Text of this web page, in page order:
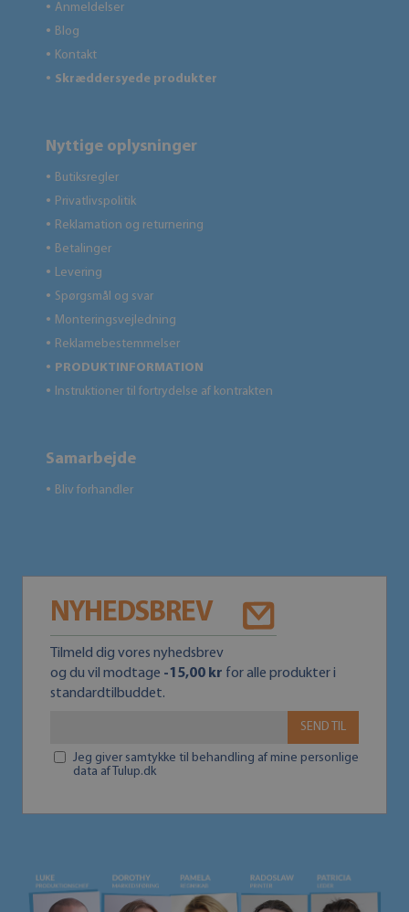
● Anmeldelser
● Blog
● Kontakt
● Skræddersyede produkter
Nyttige oplysninger
● Butiksregler
● Privatlivspolitik
● Reklamation og returnering
● Betalinger
● Levering
● Spørgsmål og svar
● Monteringsvejledning
● Reklamebestemmelser
● PRODUKTINFORMATION
● Instruktioner til fortrydelse af kontrakten
Samarbejde
● Bliv forhandler
NYHEDSBREV
Tilmeld dig vores nyhedsbrev
og du vil modtage -15,00 kr for alle produkter i
standardtilbuddet.
SEND TIL
Jeg giver samtykke til behandling af mine personlige
data af Tulup.dk